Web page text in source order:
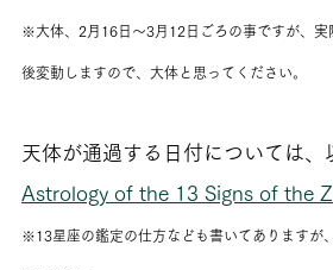
※大体、2月16日～3月12日ごろの事ですが、
後変動しますので、大体と思ってください。
天体が通過する日付については
Astrology of the 13 Signs of the
※13星座の鑑定の仕方なども書いてありますが